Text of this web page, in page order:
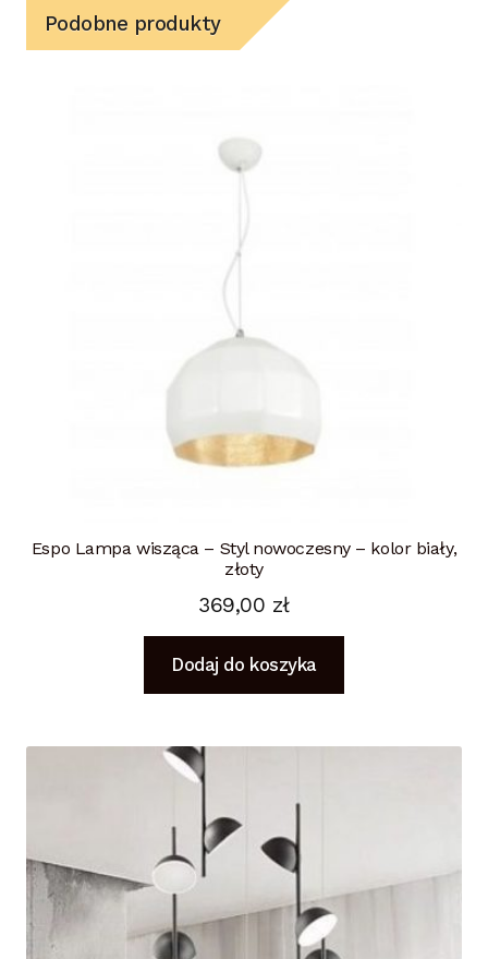
Podobne produkty
Espo Lampa wisząca – Styl nowoczesny – kolor biały,
złoty
369,00 zł
Dodaj do koszyka